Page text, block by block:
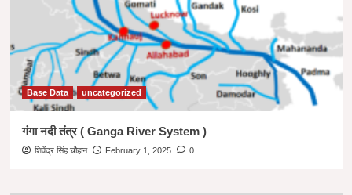
Base Data uncategorized
गंगा नदी तंत्र ( Ganga River System )
शिवेंद्र सिंह चौहान February 1, 2025 0